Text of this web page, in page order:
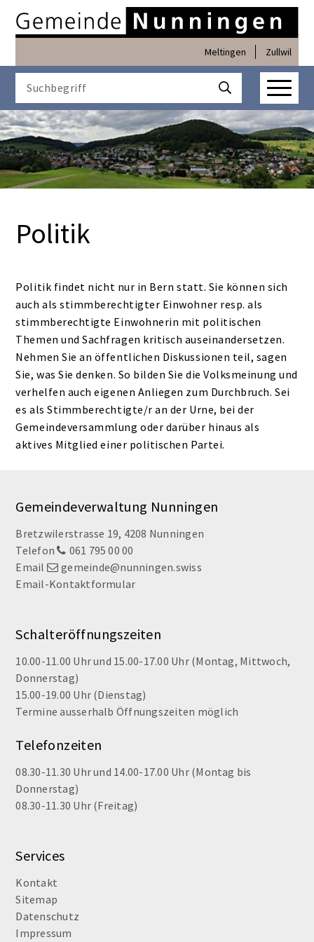
Navigieren in
Schnellnavigation
Meltingen Zullwil
Suche starten
Politik
Politik findet nicht nur in Bern statt. Sie können sich
auch als stimmberechtigter Einwohner resp. als
stimmberechtigte Einwohnerin mit politischen
Themen und Sachfragen kritisch auseinandersetzen.
Nehmen Sie an öffentlichen Diskussionen teil, sagen
Sie, was Sie denken. So bilden Sie die Volksmeinung und
verhelfen auch eigenen Anliegen zum Durchbruch. Sei
es als Stimmberechtigte/r an der Urne, bei der
Gemeindeversammlung oder darüber hinaus als
aktives Mitglied einer politischen Partei.
Footer
Gemeindeverwaltung Nunningen
Bretzwilerstrasse 19, 4208 Nunningen
Telefon
061 795 00 00
Email
gemeinde@nunningen.swiss
Email-Kontaktformular
Schalteröffnungszeiten
10.00-11.00 Uhr und 15.00-17.00 Uhr (Montag, Mittwoch,
Donnerstag)
15.00-19.00 Uhr (Dienstag)
Termine ausserhalb Öffnungszeiten möglich
Telefonzeiten
08.30-11.30 Uhr und 14.00-17.00 Uhr (Montag bis
Donnerstag)
08.30-11.30 Uhr (Freitag)
Services
Kontakt
Sitemap
Datenschutz
Impressum